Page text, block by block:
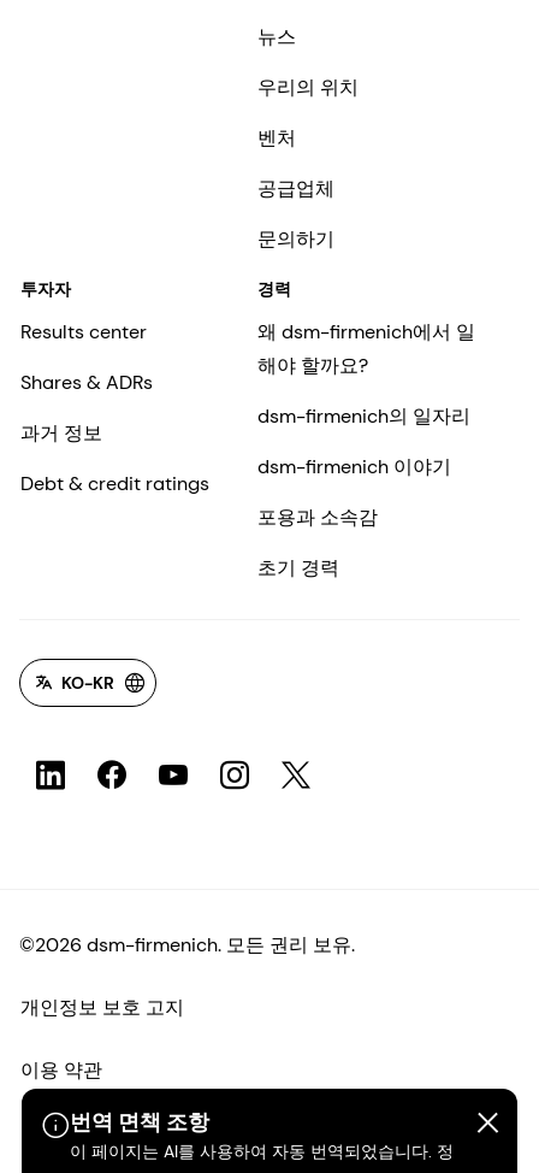
번역 면책 조항
이 페이지는 AI를 사용하여 자동 번역되었습니다. 정
뉴스
우리의 위치
벤처
공급업체
문의하기
투자자
Results center
Shares & ADRs
과거 정보
Debt & credit ratings
경력
왜 dsm-firmenich에서 일
해야 할까요?
dsm-firmenich의 일자리
dsm-firmenich 이야기
포용과 소속감
초기 경력
KO-KR
©2026 dsm-firmenich. 모든 권리 보유.
개인정보 보호 고지
이용 약관
약관